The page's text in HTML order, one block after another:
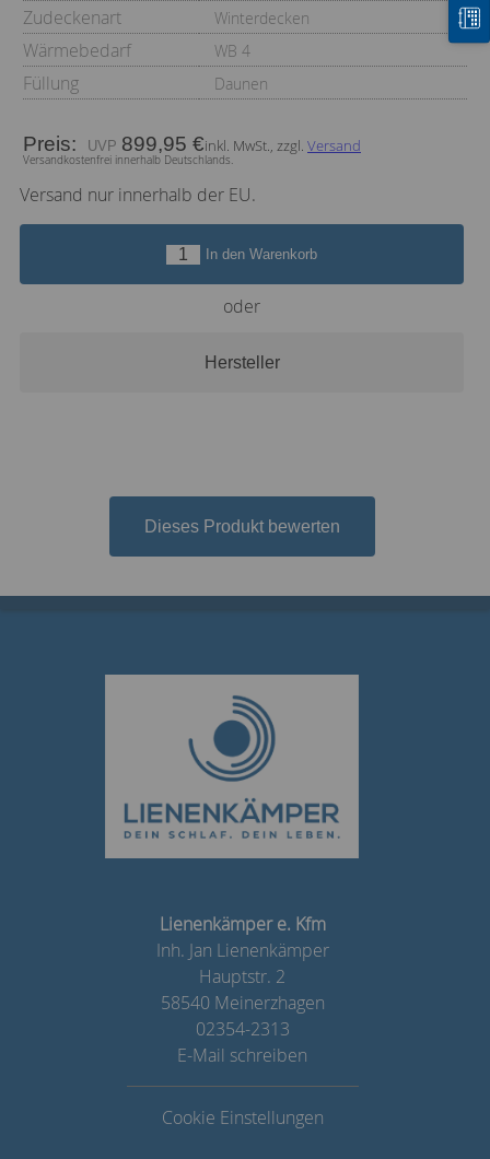
Zudeckenart Winterdecken
Wärmebedarf WB 4
Füllung Daunen
Preis: 899,95 €inkl. MwSt., zzgl. Versand
Versandkostenfrei innerhalb Deutschlands.
Versand nur innerhalb der EU.
In den Warenkorb
oder
Hersteller
Dieses Produkt bewerten
Lienenkämper e. Kfm
Inh. Jan Lienenkämper
Hauptstr. 2
58540 Meinerzhagen
02354-2313
E-Mail schreiben
Cookie Einstellungen